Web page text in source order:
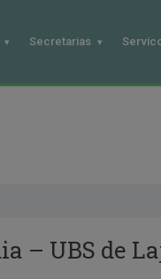
Secretarias
– UBS de